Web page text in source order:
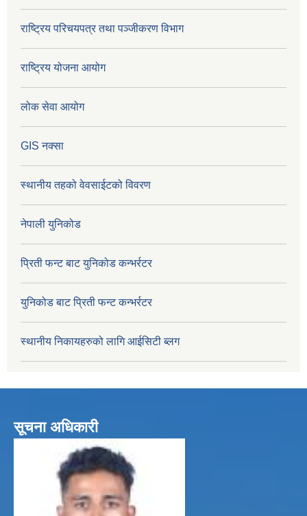
राष्ट्रिय परिचयपत्र तथा पञ्जीकरण विभाग
राष्ट्रिय योजना आयोग
लोक सेवा आयोग
GIS नक्सा
स्थानीय तहको वेवसाईटको विवरण
नेपाली युनिकोड
प्रिती फन्ट बाट युनिकोड कन्भर्रटर
युनिकोड बाट प्रिती फन्ट कन्भर्रटर
स्थानीय निकायहरुको लागि आईसिटी ब्लग
सूचना अधिकारी